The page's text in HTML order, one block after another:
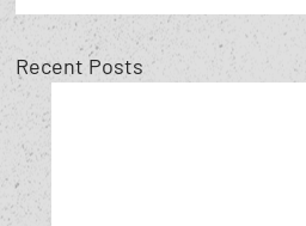
Recent Posts